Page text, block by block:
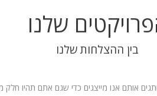
שלנו
בין ההצלחות שלנו
אותם אנו מייצגים כדי שגם אתם תהיו